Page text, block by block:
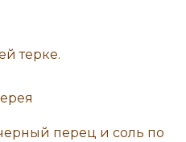
терке.
перец и соль по